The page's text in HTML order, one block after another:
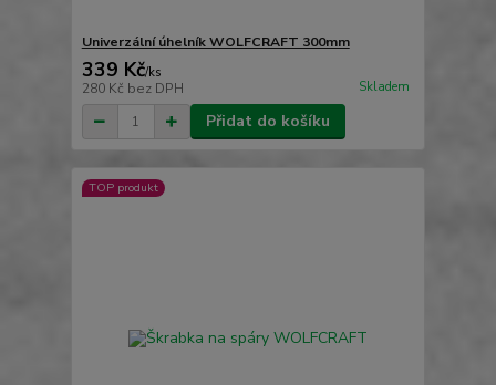
Univerzální úhelník WOLFCRAFT 300mm
339 Kč/ks
280 Kč bez DPH Skladem
Přidat do košíku
TOP produkt